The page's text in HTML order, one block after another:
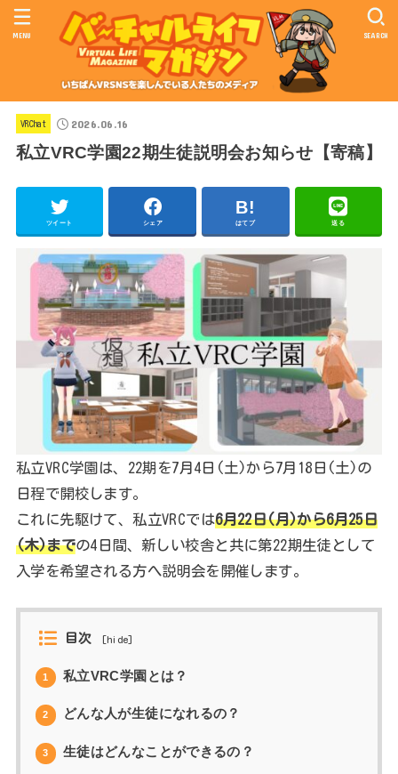
SEARCH
MENU
VRChat 2026.06.16
私立VRC学園22期生徒説明会お知らせ【寄稿】
ツイート シェア はてブ 送る
私立VRC学園は、22期を7月4日(土)から7月18日(土)の
日程で開校します。
これに先駆けて、私立VRCでは6月22日(月)から6月25日
(木)までの4日間、新しい校舎と共に第22期生徒として
入学を希望される方へ説明会を開催します。
目次 [hide]
1 私立VRC学園とは？
2 どんな人が生徒になれるの？
3 生徒はどんなことができるの？